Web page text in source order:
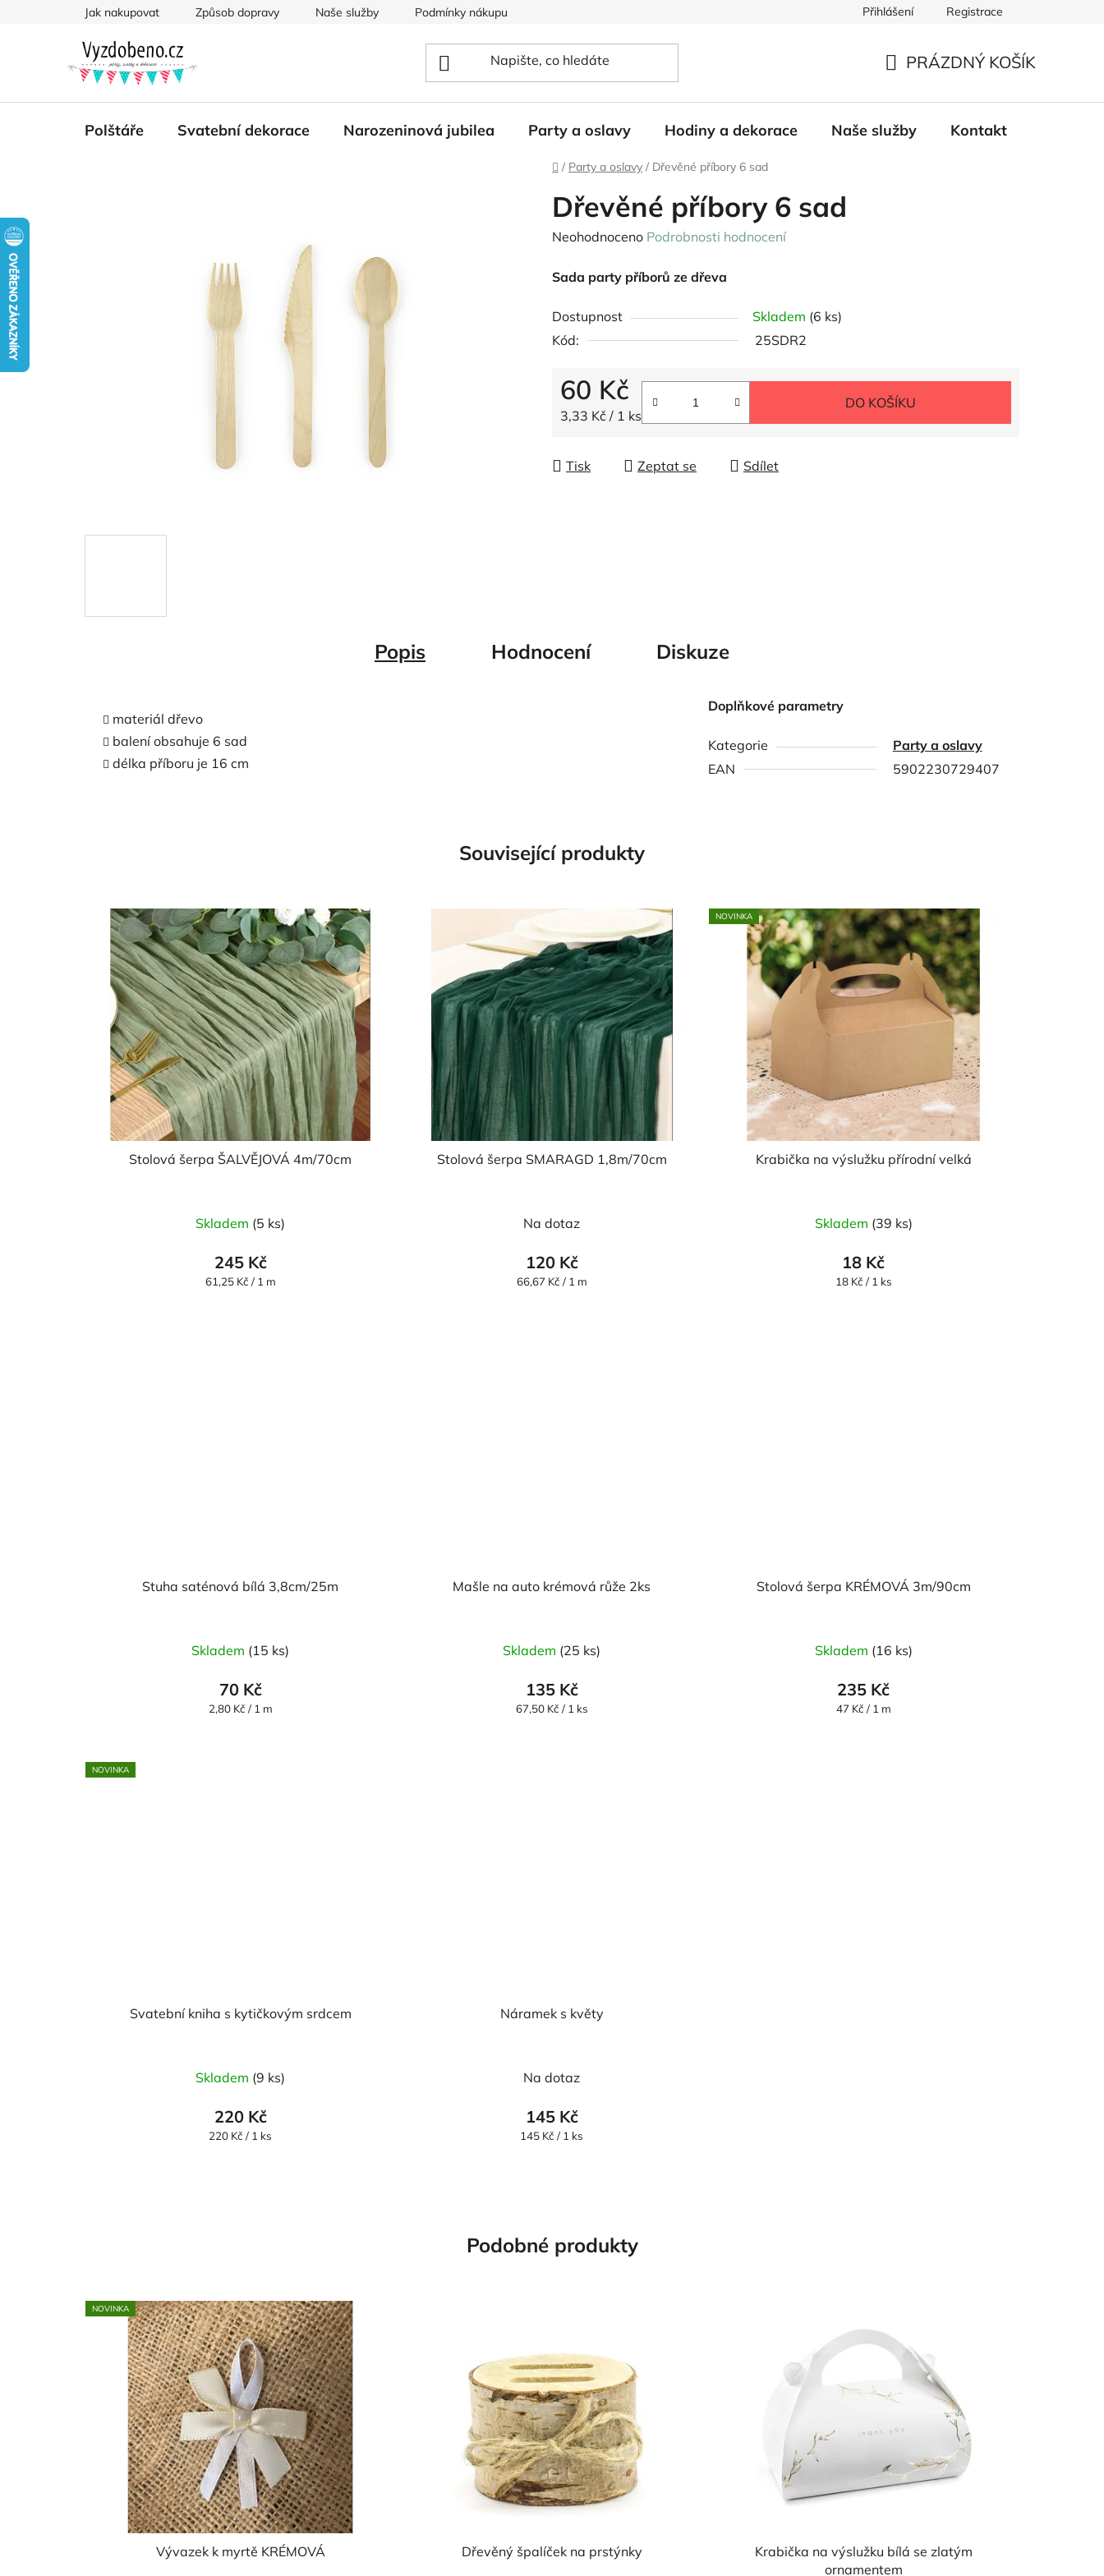
Jak nakupovat Způsob dopravy Naše služby Podmínky nákupu Přihlášení Registrace
KOŠÍK
PRÁZDNÝ KOŠÍK
Polštáře Svatební dekorace Narozeninová jubilea Party a oslavy Hodiny a dekorace Naše služby Kontakt
Domů
/ Party a oslavy / Dřevěné příbory 6 sad
Dřevěné příbory 6 sad
Průměrné
produktu
0,0
z
hvězdiček.
Neohodnoceno Podrobnosti hodnocení
Sada party příborů ze dřeva
Dostupnost Skladem (6 ks)
Kód:
25SDR2
60 Kč
Měrná cena:
3,33 Kč / 1 ks
DO KOŠÍKU
Tisk Zeptat se Sdílet
Popis Hodnocení Diskuze
materiál dřevo
balení obsahuje 6 sad
délka příboru je 16 cm
Doplňkové parametry
Kategorie
Party a oslavy
EAN
5902230729407
Související produkty
Stolová šerpa ŠALVĚJOVÁ 4m/70cm
Skladem (5 ks)
245 Kč
Měrná
61,25 Kč / 1 m
Stolová šerpa SMARAGD 1,8m/70cm
Na dotaz
120 Kč
Měrná
66,67 Kč / 1 m
NOVINKA
Krabička na výslužku přírodní velká
Skladem (39 ks)
18 Kč
Měrná
18 Kč / 1 ks
Stuha saténová bílá 3,8cm/25m
Skladem (15 ks)
70 Kč
Měrná
2,80 Kč / 1 m
Mašle na auto krémová růže 2ks
Skladem (25 ks)
135 Kč
Měrná
67,50 Kč / 1 ks
Stolová šerpa KRÉMOVÁ 3m/90cm
Skladem (16 ks)
235 Kč
Měrná
47 Kč / 1 m
NOVINKA
Svatební kniha s kytičkovým srdcem
Skladem (9 ks)
220 Kč
Měrná
220 Kč / 1 ks
Náramek s květy
Na dotaz
145 Kč
Měrná
145 Kč / 1 ks
Podobné produkty
NOVINKA
Vývazek k myrtě KRÉMOVÁ Dřevěný špalíček na prstýnky
Krabička na výslužku bílá se zlatým
ornamentem